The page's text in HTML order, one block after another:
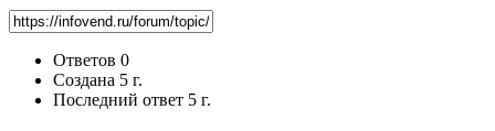
Ответов 0
Создана 5 г.
Последний ответ 5 г.